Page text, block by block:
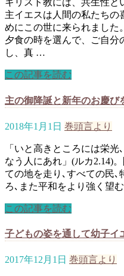
キリスト教には、共生性と
主イエスは人間の私たちの
めにこの世に来られました
夕食の時を選んで、ご自分
し、真 …
この記事を読む
主の御降誕と新年のお慶び
2018年1月1日 巻頭言より
「いと高きところには栄
なう人にあれ」(ルカ2.14)
ての地を走り､すべての民､
ろ､また平和をより強く望
この記事を読む
子どもの姿を通して幼子イ
2017年12月1日 巻頭言より